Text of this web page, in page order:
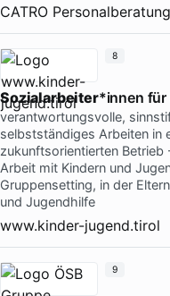
CATRO
Sozialarbeiter*innen für
verantwortungsvolle,
selbstständiges Arbeiten in
zukunftsorientierten
Arbeit mit Kindern und
Gruppensetting, in der
und Jugendhilfe
www.kinder-jugend.tirol
8
9